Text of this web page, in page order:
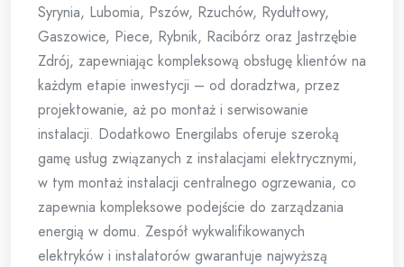
Syrynia, Lubomia, Pszów, Rzuchów, Rydułtowy,
Gaszowice, Piece, Rybnik, Racibórz oraz Jastrzębie
Zdrój, zapewniając kompleksową obsługę klientów na
każdym etapie inwestycji – od doradztwa, przez
projektowanie, aż po montaż i serwisowanie
instalacji. Dodatkowo Energilabs oferuje szeroką
gamę usług związanych z instalacjami elektrycznymi,
w tym montaż instalacji centralnego ogrzewania, co
zapewnia kompleksowe podejście do zarządzania
energią w domu. Zespół wykwalifikowanych
elektryków i instalatorów gwarantuje najwyższą